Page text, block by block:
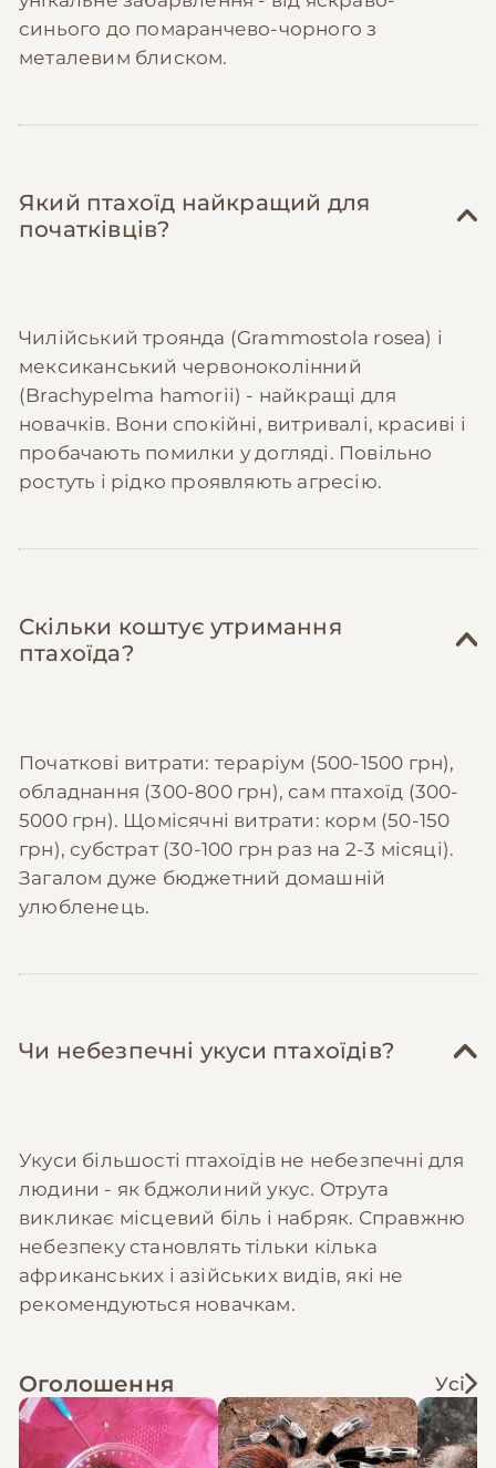
синього до помаранчево-чорного з
металевим блиском.
Який птахоїд найкращий для
початківців?
Чилійський троянда (Grammostola rosea) і
мексиканський червоноколінний
(Brachypelma hamorii) - найкращі для
новачків. Вони спокійні, витривалі, красиві і
пробачають помилки у догляді. Повільно
ростуть і рідко проявляють агресію.
Скільки коштує утримання
птахоїда?
Початкові витрати: тераріум (500-1500 грн),
обладнання (300-800 грн), сам птахоїд (300-
5000 грн). Щомісячні витрати: корм (50-150
грн), субстрат (30-100 грн раз на 2-3 місяці).
Загалом дуже бюджетний домашній
улюбленець.
Чи небезпечні укуси птахоїдів?
Укуси більшості птахоїдів не небезпечні для
людини - як бджолиний укус. Отрута
викликає місцевий біль і набряк. Справжню
небезпеку становлять тільки кілька
африканських і азійських видів, які не
рекомендуються новачкам.
Оголошення Усі